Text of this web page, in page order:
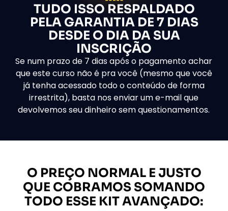
TUDO ISSO RESPALDADO
PELA GARANTIA DE 7 DIAS
DESDE O DIA DA SUA
INSCRIÇÃO
Se num prazo de 7 dias após o pagamento achar
que este curso não é pra você (mesmo que você
já tenha acessado todo o conteúdo de forma
irrestrita), basta nos enviar um e-mail que
devolvemos seu dinheiro sem questionamentos.
O PREÇO NORMAL E JUSTO
QUE COBRAMOS SOMANDO
TODO ESSE KIT AVANÇADO: